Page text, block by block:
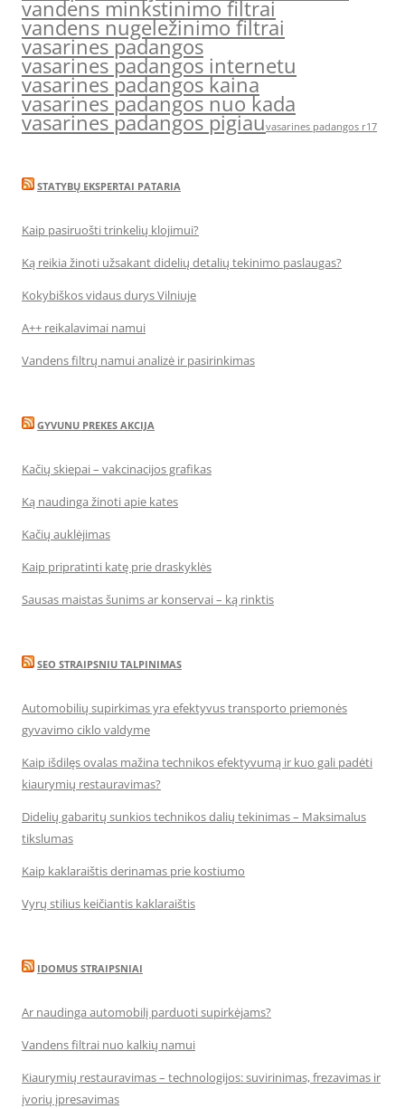
vandens minkstinimo filtrai
vandens nugeležinimo filtrai
vasarines padangos
vasarines padangos internetu
vasarines padangos kaina
vasarines padangos nuo kada
vasarines padangos pigiauvasarines padangos r17
STATYBŲ EKSPERTAI PATARIA
Kaip pasiruošti trinkelių klojimui?
Ką reikia žinoti užsakant didelių detalių tekinimo paslaugas?
Kokybiškos vidaus durys Vilniuje
A++ reikalavimai namui
Vandens filtrų namui analizė ir pasirinkimas
GYVUNU PREKES AKCIJA
Kačių skiepai – vakcinacijos grafikas
Ką naudinga žinoti apie kates
Kačių auklėjimas
Kaip pripratinti katę prie draskyklės
Sausas maistas šunims ar konservai – ką rinktis
SEO STRAIPSNIU TALPINIMAS
Automobilių supirkimas yra efektyvus transporto priemonės
gyvavimo ciklo valdyme
Kaip išdilęs ovalas mažina technikos efektyvumą ir kuo gali padėti
kiaurymių restauravimas?
Didelių gabaritų sunkios technikos dalių tekinimas – Maksimalus
tikslumas
Kaip kaklaraištis derinamas prie kostiumo
Vyrų stilius keičiantis kaklaraištis
IDOMUS STRAIPSNIAI
Ar naudinga automobilį parduoti supirkėjams?
Vandens filtrai nuo kalkių namui
Kiaurymių restauravimas – technologijos: suvirinimas, frezavimas ir
įvorių įpresavimas